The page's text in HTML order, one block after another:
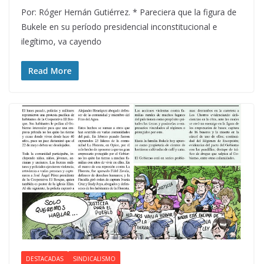
Por: Róger Hernán Gutiérrez. * Pareciera que la figura de
Bukele en su período presidencial inconstitucional e
ilegítimo, va cayendo
Read More
DESTACADAS SINDICALISMO